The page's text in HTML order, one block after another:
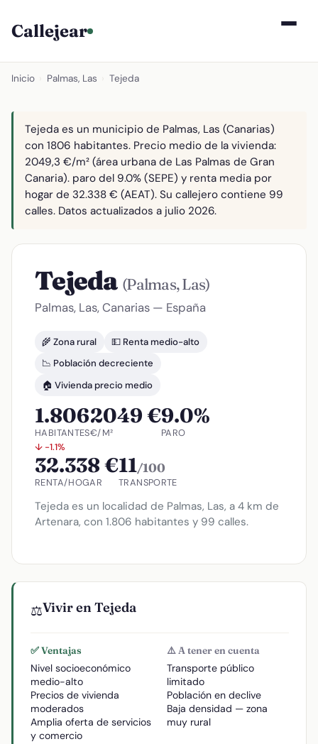
Callejear
Inicio Palmas, Las Tejeda
Tejeda es un municipio de Palmas, Las (Canarias)
con 1806 habitantes. Precio medio de la vivienda:
2049,3 €/m² (área urbana de Las Palmas de Gran
Canaria). paro del 9.0% (SEPE) y renta media por
hogar de 32.338 € (AEAT). Su callejero contiene 99
calles. Datos actualizados a julio 2026.
Tejeda (Palmas, Las)
Palmas, Las, Canarias — España
🌾 Zona rural
💵 Renta medio-alto
📉 Población decreciente
🏠 Vivienda precio medio
1.806
HABITANTES
↓ -1.1%
2049 €
€/M²
9.0%
PARO
32.338 €
RENTA/HOGAR
11/100
TRANSPORTE
Tejeda es un localidad de Palmas, Las, a 4 km de
Artenara, con 1.806 habitantes y 99 calles.
⚖️Vivir en Tejeda
✅ Ventajas
Nivel socioeconómico
medio-alto
Precios de vivienda
moderados
Amplia oferta de servicios
y comercio
⚠️ A tener en cuenta
Transporte público
limitado
Población en declive
Baja densidad — zona
muy rural